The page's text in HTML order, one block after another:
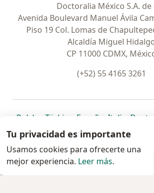
Doctoralia México S.A. de
Avenida Boulevard Manuel Ávila
Piso 19 Col. Lomas de
Alcaldía Miguel
CP 11000 CDMX,
(+52) 55 4165 3261
Polska se abre en una nueva pestaña
Türkiye se abre en una
España se abre en
Italia se
Portugal
se abre en una nueva
México se abre en una
Chile se abre en
Brasil se
se
www.doctoralia.com.mx © 2026 -
Tu privacidad es importante
Usamos cookies para ofrecerte una
mejor experiencia. Leer más.